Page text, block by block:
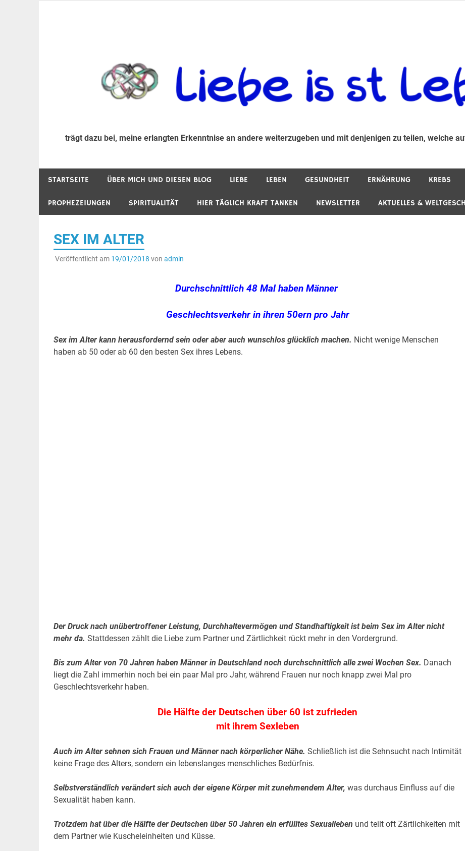
trägt dazu bei, meine erlangten Erkenntnise an andere weiterzugeben und mit denjenigen zu teilen, welche
STARTSEITE ÜBER MICH UND DIESEN BLOG LIEBE LEBEN GESUNDHEIT ERNÄHRUNG KREBS
PROPHEZEIUNGEN SPIRITUALITÄT HIER TÄGLICH KRAFT TANKEN NEWSLETTER AKTUELLES &
SEX IM ALTER
Veröffentlicht am 19/01/2018 von admin
Durchschnittlich 48 Mal haben Männer
Geschlechtsverkehr in ihren 50ern pro Jahr
Sex im Alter kann herausfordernd sein oder aber auch wunschlos glücklich machen. Nicht wenige Menschen
haben ab 50 oder ab 60 den besten Sex ihres Lebens.
Der Druck nach unübertroffener Leistung, Durchhaltevermögen und Standhaftigkeit ist beim Sex im Alter nicht
mehr da. Stattdessen zählt die Liebe zum Partner und Zärtlichkeit rückt mehr in den Vordergrund.
Bis zum Alter von 70 Jahren haben Männer in Deutschland noch durchschnittlich alle zwei Wochen Sex. Danach
liegt die Zahl immerhin noch bei ein paar Mal pro Jahr, während Frauen nur noch knapp zwei Mal pro
Geschlechtsverkehr haben.
Die Hälfte der Deutschen über 60 ist zufrieden
mit ihrem Sexleben
Auch im Alter sehnen sich Frauen und Männer nach körperlicher Nähe. Schließlich ist die Sehnsucht nach Intimität
keine Frage des Alters, sondern ein lebenslanges menschliches Bedürfnis.
Selbstverständlich verändert sich auch der eigene Körper mit zunehmendem Alter, was durchaus Einfluss auf die
Sexualität haben kann.
Trotzdem hat über die Hälfte der Deutschen über 50 Jahren ein erfülltes Sexualleben und teilt oft Zärtlichkeiten mit
dem Partner wie Kuscheleinheiten und Küsse.